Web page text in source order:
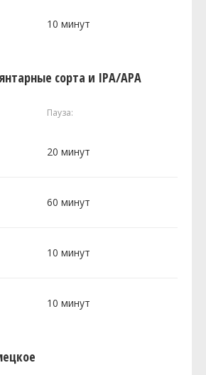
10 минут
сорта и IPA/APA
Пауза:
20 минут
60 минут
10 минут
10 минут